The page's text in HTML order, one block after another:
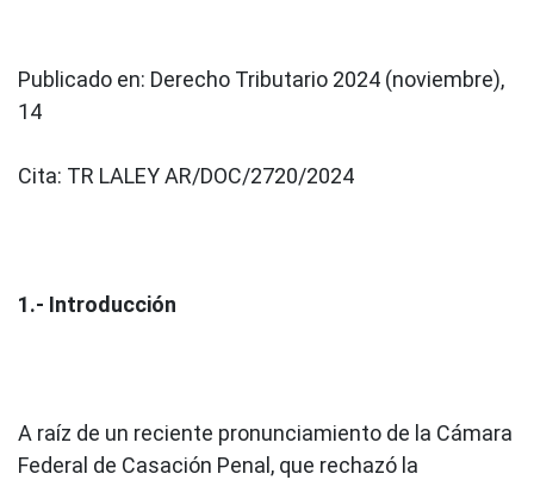
Publicado en: Derecho Tributario 2024 (noviembre),
14
Cita: TR LALEY AR/DOC/2720/2024
1.- Introducción
A raíz de un reciente pronunciamiento de la Cámara
Federal de Casación Penal, que rechazó la